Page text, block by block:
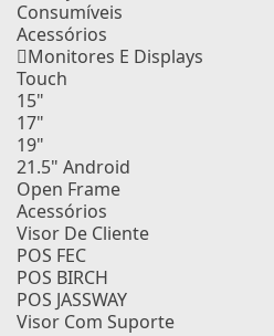
Consumíveis
Acessórios
Monitores E Displays
Touch
15"
17"
19"
21.5" Android
Open Frame
Acessórios
Visor De Cliente
POS FEC
POS BIRCH
POS JASSWAY
Visor Com Suporte